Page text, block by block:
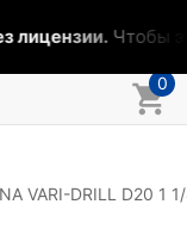
лицензии.Чтобы
0
VARI-DRILL D20